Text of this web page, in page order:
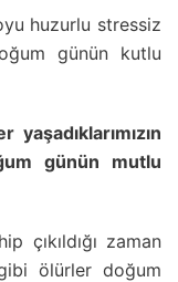
huzurlu stressiz
günün kutlu
günün mutlu
çıkıldığı zaman
ölürler doğum